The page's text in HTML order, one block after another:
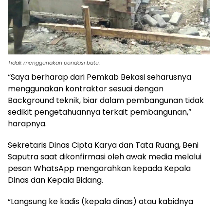
Tidak menggunakan pondasi batu.
“Saya berharap dari Pemkab Bekasi seharusnya
menggunakan kontraktor sesuai dengan
Background teknik, biar dalam pembangunan tidak
sedikit pengetahuannya terkait pembangunan,”
harapnya.
Sekretaris Dinas Cipta Karya dan Tata Ruang, Beni
Saputra saat dikonfirmasi oleh awak media melalui
pesan WhatsApp mengarahkan kepada Kepala
Dinas dan Kepala Bidang.
“Langsung ke kadis (kepala dinas) atau kabidnya